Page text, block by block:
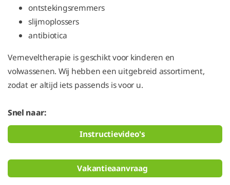
ontstekingsremmers
slijmoplossers
antibiotica
Verneveltherapie is geschikt voor kinderen en
volwassenen. Wij hebben een uitgebreid assortiment,
zodat er altijd iets passends is voor u.
Snel naar:
Instructievideo's
Vakantieaanvraag